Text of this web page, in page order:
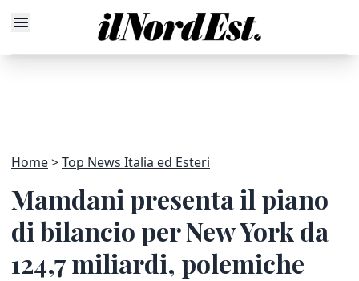
Home Top News Italia ed Esteri
Mamdani presenta il piano
di bilancio per New York da
124,7 miliardi, polemiche